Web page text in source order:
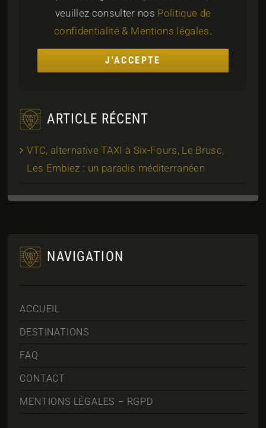
veuillez consulter nos Politique de
confidentialité & Mentions légales.
J'ACCEPTE
ARTICLE RÉCENT
VTC, alternative TAXI à Six-Fours, Le Brusc,
Les Embiez : un paradis méditerranéen
NAVIGATION
ACCUEIL
DESTINATIONS
FAQ
CONTACT
MENTIONS LÉGALES – RGPD